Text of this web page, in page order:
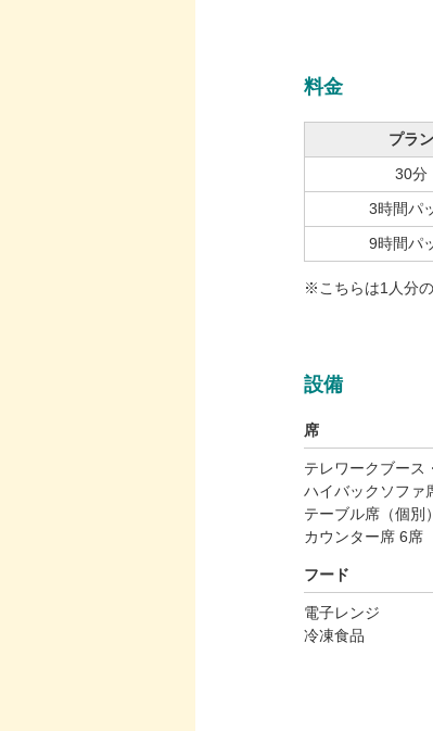
料金
プラン
30分
3時間パ
9時間パ
※こちらは1人分
設備
席
テレワークブース
ハイバックソファ
テーブル席（個別
カウンター席 6席
フード
電子レンジ
冷凍食品